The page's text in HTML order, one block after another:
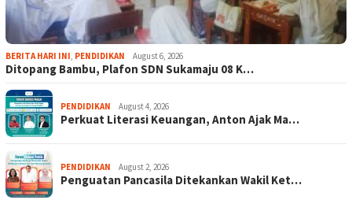
BERITA HARI INI, PENDIDIKAN August 6, 2026
Ditopang Bambu, Plafon SDN Sukamaju 08 K…
PENDIDIKAN August 4, 2026
Perkuat Literasi Keuangan, Anton Ajak Ma…
PENDIDIKAN August 2, 2026
Penguatan Pancasila Ditekankan Wakil Ket…